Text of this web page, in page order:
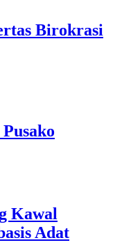
Birokrasi
Kawal
Adat